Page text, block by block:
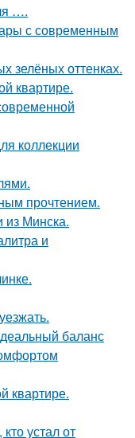
….
с современным
зелёных оттенках.
квартире.
коллекции
прочтением.
из Минска.
и
баланс
квартире.
устал от